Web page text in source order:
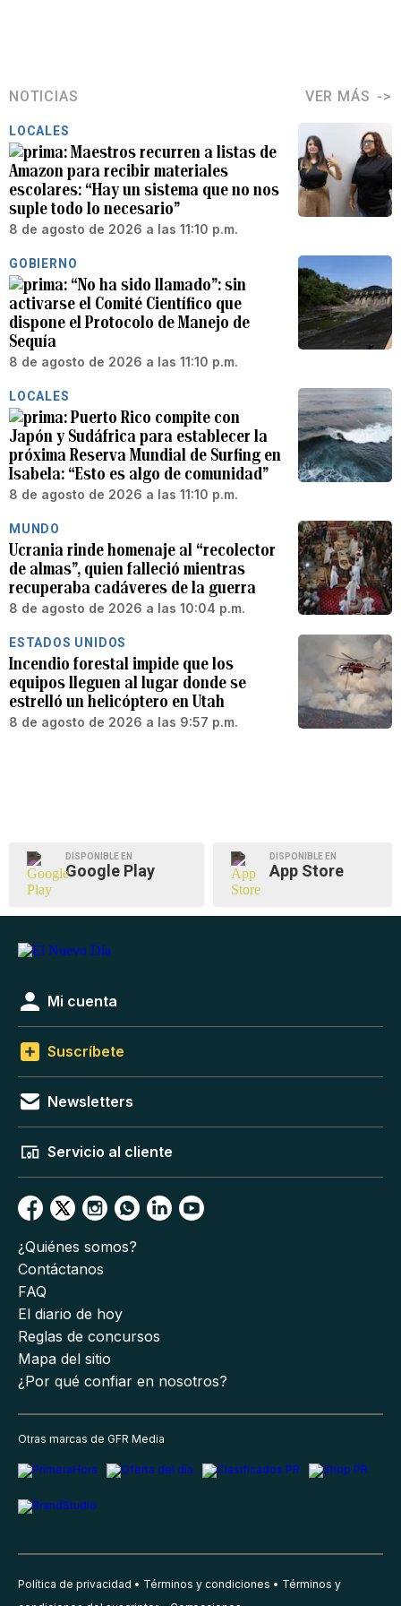
NOTICIAS VER MÁS
LOCALES
Maestros recurren a listas de
Amazon para recibir materiales
escolares: “Hay un sistema que no nos
suple todo lo necesario”
8 de agosto de 2026 a las 11:10 p.m.
GOBIERNO
“No ha sido llamado”: sin
activarse el Comité Científico que
dispone el Protocolo de Manejo de
Sequía
8 de agosto de 2026 a las 11:10 p.m.
LOCALES
Puerto Rico compite con
Japón y Sudáfrica para establecer la
próxima Reserva Mundial de Surfing en
Isabela: “Esto es algo de comunidad”
8 de agosto de 2026 a las 11:10 p.m.
MUNDO
Ucrania rinde homenaje al “recolector
de almas”, quien falleció mientras
recuperaba cadáveres de la guerra
8 de agosto de 2026 a las 10:04 p.m.
ESTADOS UNIDOS
Incendio forestal impide que los
equipos lleguen al lugar donde se
estrelló un helicóptero en Utah
8 de agosto de 2026 a las 9:57 p.m.
DISPONIBLE EN
Google Play
DISPONIBLE EN
App Store
Mi cuenta
Suscríbete
Newsletters
Servicio al cliente
¿Quiénes somos?
Contáctanos
FAQ
El diario de hoy
Reglas de concursos
Mapa del sitio
¿Por qué confiar en nosotros?
Otras marcas de GFR Media
Política de privacidad Términos y condiciones
Términos y